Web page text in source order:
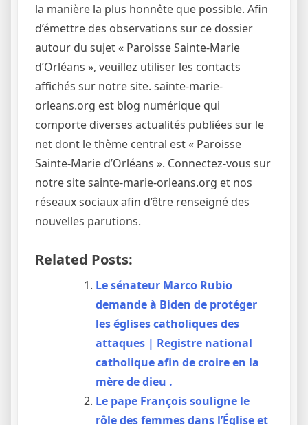
la manière la plus honnête que possible. Afin
d’émettre des observations sur ce dossier
autour du sujet « Paroisse Sainte-Marie
d’Orléans », veuillez utiliser les contacts
affichés sur notre site. sainte-marie-
orleans.org est blog numérique qui
comporte diverses actualités publiées sur le
net dont le thème central est « Paroisse
Sainte-Marie d’Orléans ». Connectez-vous sur
notre site sainte-marie-orleans.org et nos
réseaux sociaux afin d’être renseigné des
nouvelles parutions.
Related Posts:
Le sénateur Marco Rubio
demande à Biden de protéger
les églises catholiques des
attaques | Registre national
catholique afin de croire en la
mère de dieu .
Le pape François souligne le
rôle des femmes dans l’Église et